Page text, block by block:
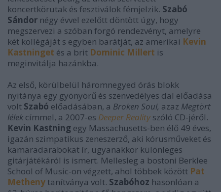
koncertkörutak és fesztiválok fémjelzik. Szabó
Sándor négy évvel ezelőtt döntött úgy, hogy
megszervezi a szóban forgó rendezvényt, amelyre
két kollégáját s egyben barátját, az amerikai Kevin
Kastninget és a brit Dominic Millert is
meginvitálja hazánkba.
Az első, körülbelül háromnegyed órás blokk
nyitánya egy gyönyörű és szenvedélyes dal előadása
volt Szabó előadásában, a Broken Soul, azaz Megtört
lélek címmel, a 2007-es Deeper Reality szóló CD-jéről.
Kevin Kastning egy Massachusetts-ben élő 49 éves,
igazán szimpatikus zeneszerző, aki kórusműveket és
kamaradarabokat ír, ugyanakkor különleges
gitárjátékáról is ismert. Mellesleg a bostoni Berklee
School of Music-on végzett, ahol többek között Pat
Metheny tanítványa volt. Szabóhoz hasonlóan a